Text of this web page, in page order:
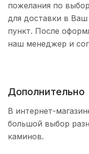
пожелания по
для доставки в
пункт. После
наш менеджер и
Дополнительно
В интернет-
большой выбор
каминов.